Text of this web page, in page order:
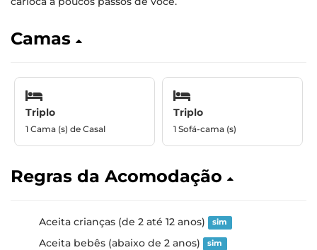
Camas
Triplo
1 Cama (s) de Casal
Triplo
1 Sofá-cama (s)
Regras da Acomodação
Aceita crianças (de 2 até 12 anos) sim
Aceita bebês (abaixo de 2 anos) sim